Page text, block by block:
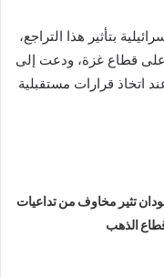
بتأثير هذا التراجع،
على قطاع غزة، ودعت إلى
اتخاذ قرارات مستقبلية
تثير مخاوف من تداعيات
الذهب